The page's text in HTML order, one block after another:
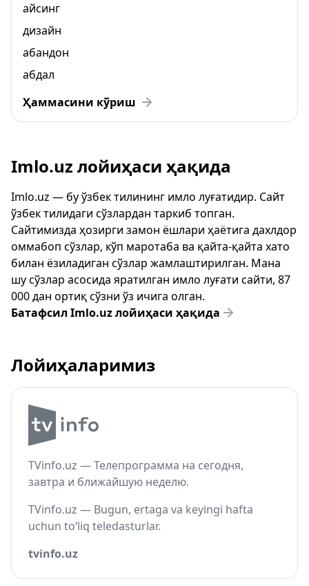
айсинг
дизайн
абандон
абдал
Ҳаммасини кўриш
Imlo.uz лойиҳаси ҳақида
Imlo.uz — бу ўзбек тилининг имло луғатидир. Сайт
ўзбек тилидаги сўзлардан таркиб топган.
Сайтимизда ҳозирги замон ёшлари ҳаётига дахлдор
оммабоп сўзлар, кўп маротаба ва қайта-қайта хато
билан ёзиладиган сўзлар жамлаштирилган. Мана
шу сўзлар асосида яратилган имло луғати сайти, 87
000 дан ортиқ сўзни ўз ичига олган.
Батафсил Imlo.uz лойиҳаси ҳақида
Лойиҳаларимиз
TVinfo.uz — Телепрограмма на сегодня,
завтра и ближайшую неделю.
TVinfo.uz — Bugun, ertaga va keyingi hafta
uchun to‘liq teledasturlar.
tvinfo.uz